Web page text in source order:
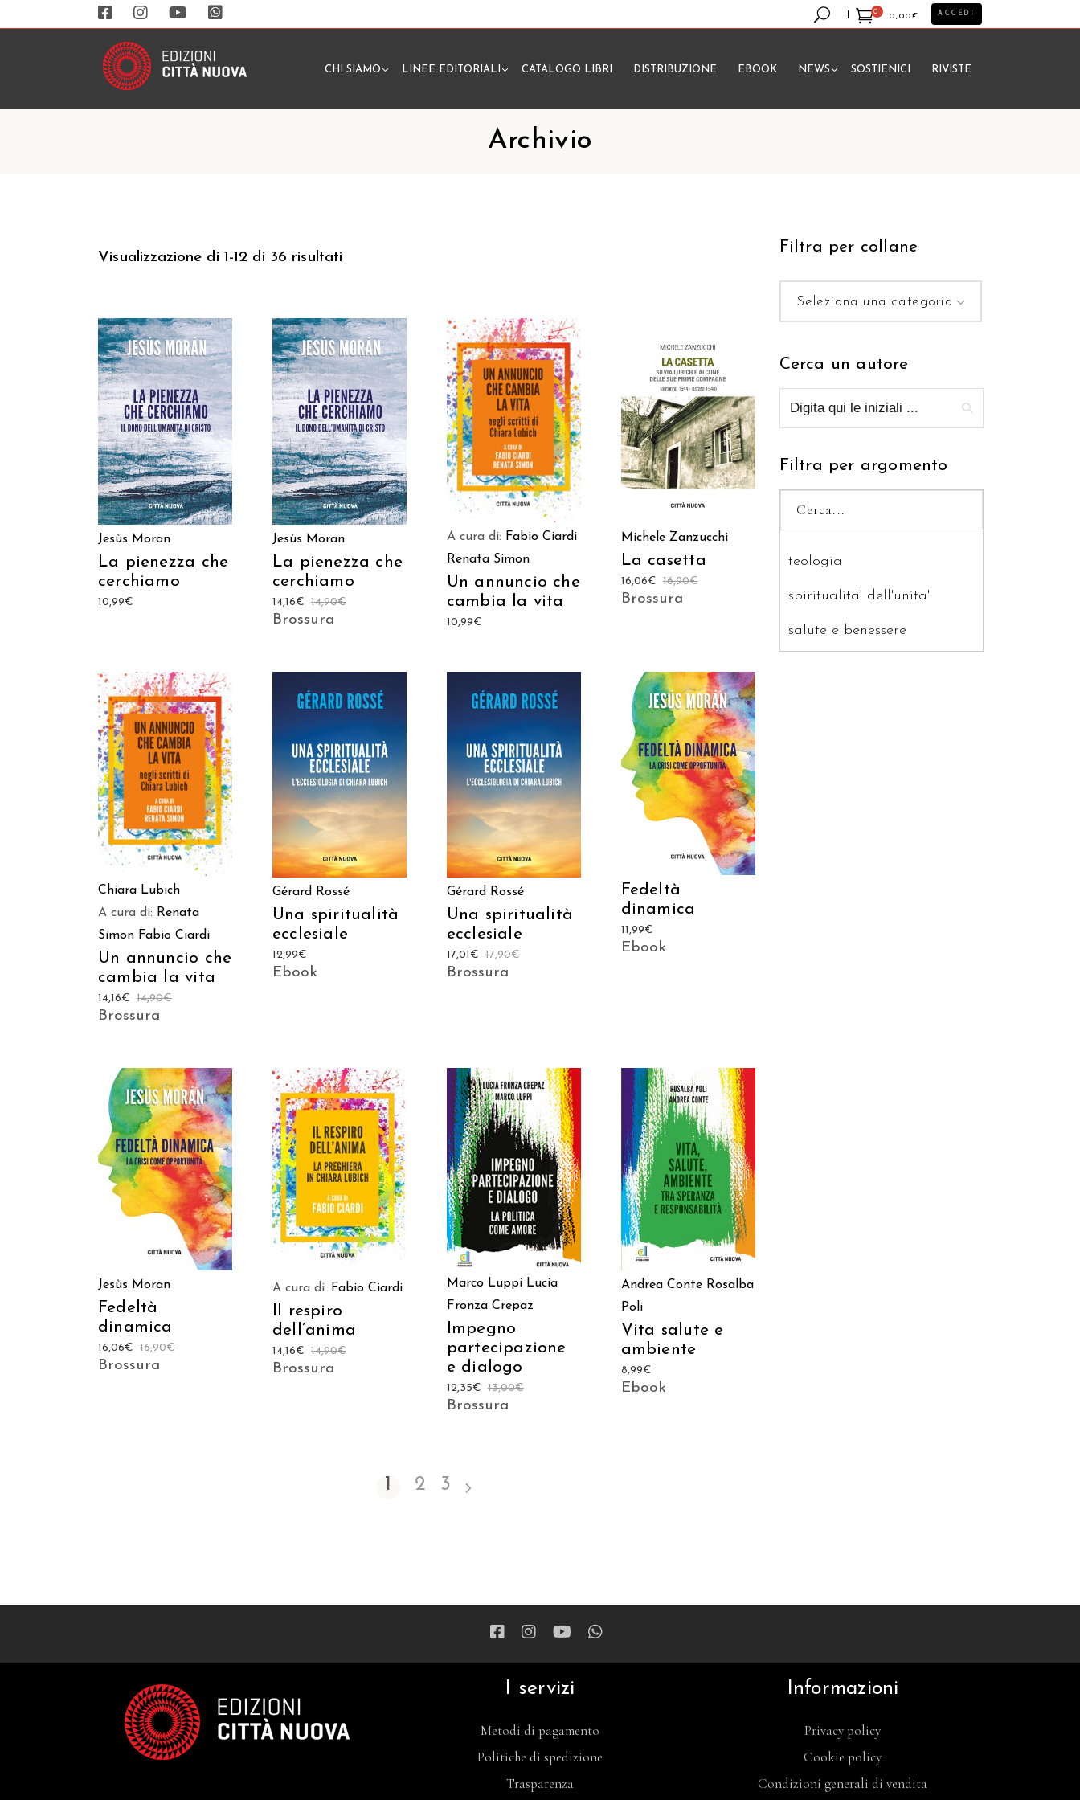
0
0,00€
Nessun prodotto nel carrello.
ACCEDI
CHI SIAMO LINEE EDITORIALI CATALOGO LIBRI DISTRIBUZIONE EBOOK NEWS SOSTIENICI RIVISTE
Archivio
Visualizzazione di 1-12 di 36 risultati
AGGIUNGI AL CARRELLO
Jesùs Moran
La pienezza che
cerchiamo
10,99€
AGGIUNGI AL CARRELLO
Jesùs Moran
La pienezza che
cerchiamo
14,90€
14,16€
Brossura
AGGIUNGI AL CARRELLO
A cura di: Fabio Ciardi
Renata Simon
Un annuncio che
cambia la vita
10,99€
AGGIUNGI AL CARRELLO
Michele Zanzucchi
La casetta
16,90€
16,06€
Brossura
AGGIUNGI AL CARRELLO
Chiara Lubich
A cura di: Renata
Simon Fabio Ciardi
Un annuncio che
cambia la vita
14,90€
14,16€
Brossura
AGGIUNGI AL CARRELLO
Gérard Rossé
Una spiritualità
ecclesiale
12,99€
Ebook
AGGIUNGI AL CARRELLO
Gérard Rossé
Una spiritualità
ecclesiale
17,90€
17,01 €
Brossura
AGGIUNGI AL CARRELLO
Fedeltà
dinamica
11,99€
Ebook
AGGIUNGI AL CARRELLO
Jesùs Moran
Fedeltà
dinamica
16,90€
16,06€
Brossura
AGGIUNGI AL CARRELLO
A cura di: Fabio Ciardi
Il respiro
dell’anima
14,90€
14,16€
Brossura
AGGIUNGI AL CARRELLO
Marco Luppi Lucia
Fronza Crepaz
Impegno
partecipazione
e dialogo
13,00€
12,35€
Brossura
AGGIUNGI AL CARRELLO
Andrea Conte Rosalba
Poli
Vita salute e
ambiente
8,99€
Ebook
1 2 3
Filtra per collane
Seleziona una categoria
Cerca un autore
Filtra per argomento
teologia
spiritualita' dell'unita'
salute e benessere
I servizi
Metodi di pagamento
Politiche di spedizione
Trasparenza
Informazioni
Privacy policy
Cookie policy
Condizioni generali di vendita